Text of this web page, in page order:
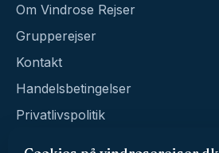
Om Vindrose Rejser
Grupperejser
Kontakt
Handelsbetingelser
Privatlivspolitik